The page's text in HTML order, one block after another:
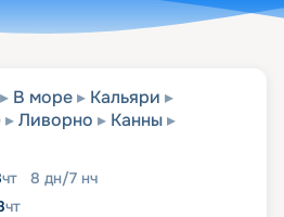
В море
Кальяри
Ливорно
Канны
чт 8 дн/7 нч
чт